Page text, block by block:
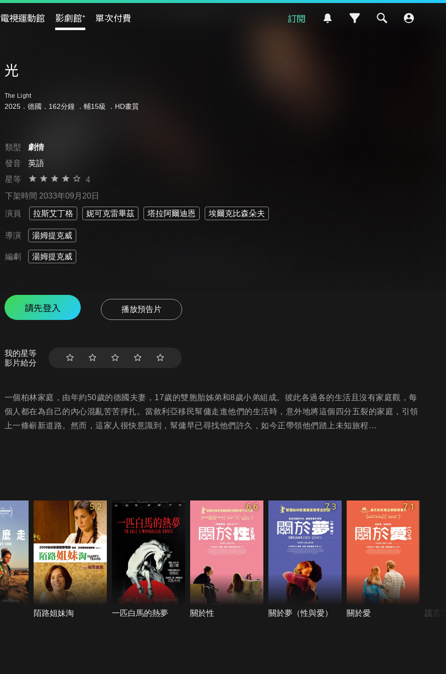
電視運動館 影劇館⁺ 單次付費 訂閱
光
The Light
2025．德國．162分鐘 ． 輔15級 ．HD畫質
類型
劇情
發音
英語
星等
4
下架時間 2033年09月20日
演員 拉斯艾丁格 妮可克雷畢茲 塔拉阿爾迪恩 埃爾克比森朵夫
導演 湯姆提克威
編劇 湯姆提克威
請先登入 播放預告片
我的星等
影片給分
一個柏林家庭，由年約50歲的德國夫妻，17歲的雙胞胎姊弟和8歲小弟組成。彼此各過各的生活且沒有家庭觀，每
個人都在為自己的內心混亂苦苦掙扎。當敘利亞移民幫傭走進他們的生活時，意外地將這個四分五裂的家庭，引領
上一條嶄新道路。然而，這家人很快意識到，幫傭早已尋找他們許久，如今正帶領他們踏上未知旅程…
5.2
陌路姐妹淘 一匹白馬的熱夢
6.6
關於性
7.3
關於夢（性與愛）
7.1
關於愛 謊言